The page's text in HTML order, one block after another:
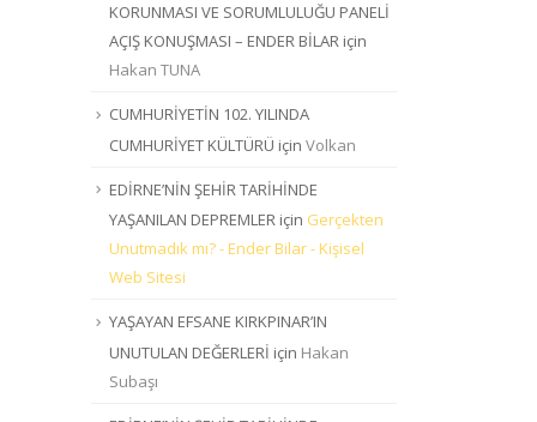
KORUNMASI VE SORUMLULUĞU PANELİ
AÇIŞ KONUŞMASI – ENDER BİLAR için
Hakan TUNA
CUMHURİYETİN 102. YILINDA
CUMHURİYET KÜLTÜRÜ için Volkan
EDİRNE’NİN ŞEHİR TARİHİNDE
YAŞANILAN DEPREMLER için Gerçekten
Unutmadık mı? - Ender Bilar - Kişisel
Web Sitesi
YAŞAYAN EFSANE KIRKPINAR’IN
UNUTULAN DEĞERLERİ için Hakan
Subaşı